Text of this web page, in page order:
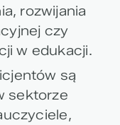
rozwijania
czy
w edukacji.
są
sektorze